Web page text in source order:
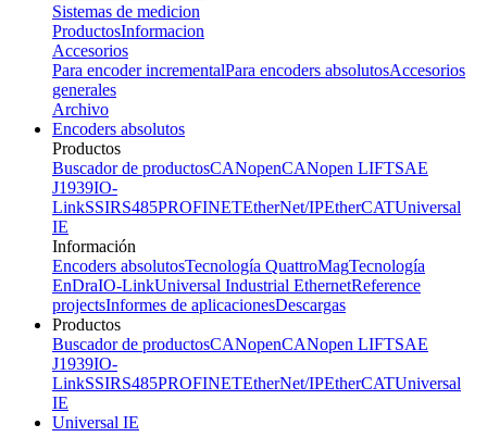
Sistemas de medicion
ProductosInformacion
Accesorios
Para encoder incrementalPara encoders absolutosAccesorios
generales
Archivo
Encoders absolutos
Productos
Buscador de productosCANopenCANopen LIFTSAE
J1939IO-
LinkSSIRS485PROFINETEtherNet/IPEtherCATUniversal
IE
Información
Encoders absolutosTecnología QuattroMagTecnología
EnDraIO-LinkUniversal Industrial EthernetReference
projectsInformes de aplicacionesDescargas
Productos
Buscador de productosCANopenCANopen LIFTSAE
J1939IO-
LinkSSIRS485PROFINETEtherNet/IPEtherCATUniversal
IE
Universal IE